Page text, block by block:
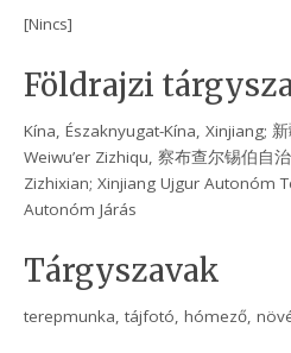
[Nincs]
Földrajzi
Kína, Északnyugat-Kína, Xinjiang;
Weiwu’er Zizhiqu, 察布查尔锡伯自
Zizhixian; Xinjiang Ujgur Autonóm
Autonóm Járás
Tárgyszavak
terepmunka, tájfotó, hómező,